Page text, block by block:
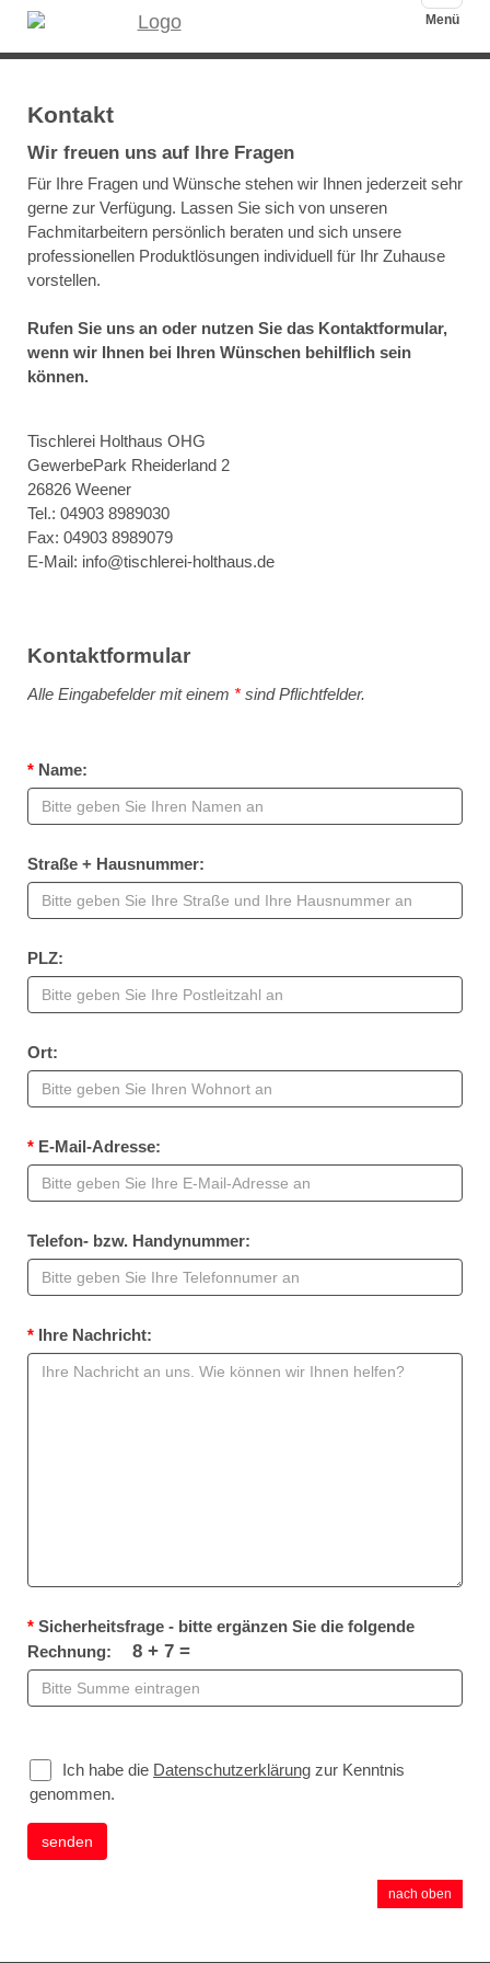
Menü
Kontakt
Wir freuen uns auf Ihre Fragen
Für Ihre Fragen und Wünsche stehen wir Ihnen jederzeit sehr
gerne zur Verfügung. Lassen Sie sich von unseren
Fachmitarbeitern persönlich beraten und sich unsere
professionellen Produktlösungen individuell für Ihr Zuhause
vorstellen.
Rufen Sie uns an oder nutzen Sie das Kontaktformular,
wenn wir Ihnen bei Ihren Wünschen behilflich sein
können.
Tischlerei Holthaus OHG
GewerbePark Rheiderland 2
26826 Weener
Tel.: 04903 8989030
Fax: 04903 8989079
E-Mail: info@tischlerei-holthaus.de
Kontaktformular
Alle Eingabefelder mit einem * sind Pflichtfelder.
* Name:
Straße + Hausnummer:
PLZ:
Ort:
* E-Mail-Adresse:
Telefon- bzw. Handynummer:
* Ihre Nachricht:
* Sicherheitsfrage - bitte ergänzen Sie die folgende
Rechnung:
8 + 7 =
Ich habe die Datenschutzerklärung zur Kenntnis
genommen.
senden
nach oben